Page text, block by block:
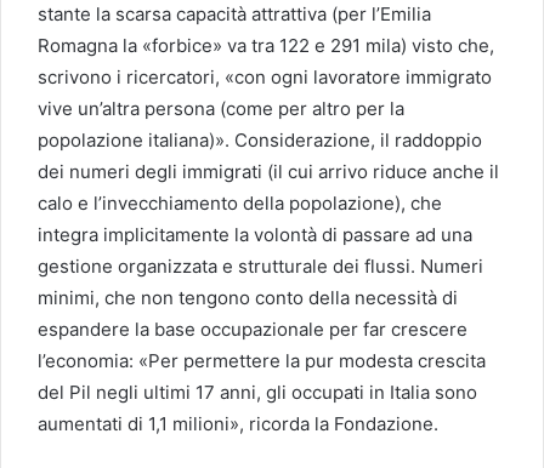
stante la scarsa capacità attrattiva (per l’Emilia
Romagna la «forbice» va tra 122 e 291 mila) visto che,
scrivono i ricercatori, «con ogni lavoratore immigrato
vive un’altra persona (come per altro per la
popolazione italiana)». Considerazione, il raddoppio
dei numeri degli immigrati (il cui arrivo riduce anche il
calo e l’invecchiamento della popolazione), che
integra implicitamente la volontà di passare ad una
gestione organizzata e strutturale dei flussi. Numeri
minimi, che non tengono conto della necessità di
espandere la base occupazionale per far crescere
l’economia: «Per permettere la pur modesta crescita
del Pil negli ultimi 17 anni, gli occupati in Italia sono
aumentati di 1,1 milioni», ricorda la Fondazione.